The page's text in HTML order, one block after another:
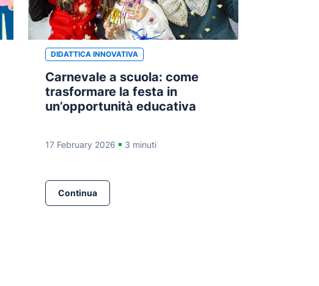
DIDATTICA INNOVATIVA
Carnevale a scuola: come
trasformare la festa in
un’opportunità educativa
17 February 2026 3 minuti
Continua